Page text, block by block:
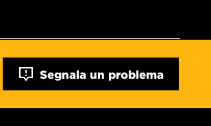
Segnala un problema